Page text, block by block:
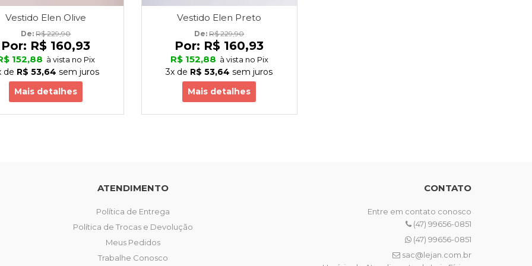
Vestido Elen Olive
De: R$ 229,90
Por: R$ 160,93
152,88 à vista no Pix
de R$ 53,64 sem juros
Mais detalhes
Vestido Elen Preto
De: R$ 229,90
Por: R$ 160,93
R$ 152,88 à vista no Pix
3x de R$ 53,64 sem juros
Mais detalhes
ATENDIMENTO
Política de Entrega
Política de Trocas e Devolução
Meus Pedidos
Trabalhe Conosco
CONTATO
Entre em contato conosco
(47) 99656-0851
(47) 99656-0851
sac@lejan.com.br